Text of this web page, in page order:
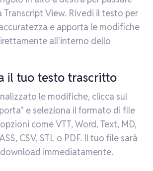
Transcript View. Rivedi il testo per
e apporta le modifiche
all'interno dello
il tuo testo trascritto
le modifiche, clicca sul
e seleziona il formato di file
come VTT, Word, Text, MD,
CSV, STL o PDF. Il tuo file sarà
immediatamente.